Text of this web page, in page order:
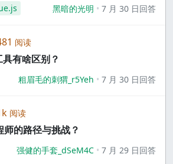
黑暗的光明 7 月 30 日回答
阅读
有啥区别？
粗眉毛的刺猬_r5Yeh 7 月 30 日回答
阅读
的路径与挑战？
强健的手套_dSeM4C 7 月 29 日回答